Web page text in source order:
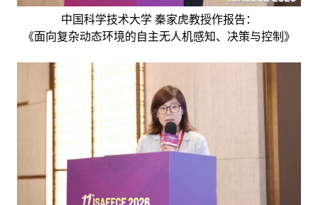
中国科学技术大学 秦家虎教授作报告：
《面向复杂动态环境的自主无人机感知、决策与控制》